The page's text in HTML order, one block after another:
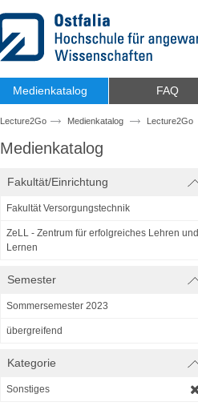
Medienkatalog FAQ
Lecture2Go Medienkatalog Lecture2Go
Medienkatalog
Fakultät/Einrichtung
Fakultät Versorgungstechnik
ZeLL - Zentrum für erfolgreiches Lehren und
Lernen
Semester
Sommersemester 2023
übergreifend
Kategorie
Sonstiges